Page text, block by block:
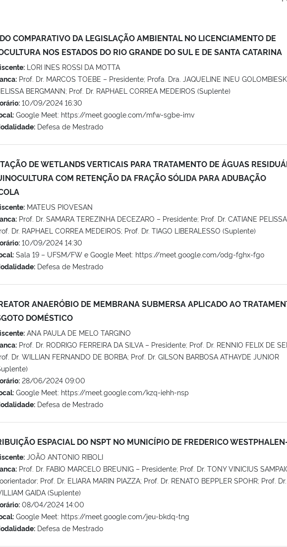
COMPARATIVO DA LEGISLAÇÃO AMBIENTAL NO LICENCIAMENTO DE
NOS ESTADOS DO RIO GRANDE DO SUL E DE SANTA CATARINA
LORI INES ROSSI DA MOTTA
Prof. Dr. MARCOS TOEBE – Presidente; Profa. Dra. JAQUELINE INEU
BERGMANN; Prof. Dr. RAPHAEL CORREA MEDEIROS (Suplente)
10/09/2024 16:30
Google Meet: https://meet.google.com/mfw-sgbe-imv
Defesa de Mestrado
DE WETLANDS VERTICAIS PARA TRATAMENTO DE ÁGUAS
COM RETENÇÃO DA FRAÇÃO SÓLIDA PARA ADUBAÇÃO
MATEUS PIOVESAN
Prof. Dr. SAMARA TEREZINHA DECEZARO – Presidente; Prof. Dr. CATIANE
Dr. RAPHAEL CORREA MEDEIROS; Prof. Dr. TIAGO LIBERALESSO (Suplente)
10/09/2024 14:30
Sala 19 – UFSM/FW e Google Meet: https://meet.google.com/odg-fghx-fgo
Defesa de Mestrado
ANAERÓBIO DE MEMBRANA SUBMERSA APLICADO AO
DOMÉSTICO
ANA PAULA DE MELO TARGINO
Prof. Dr. RODRIGO FERREIRA DA SILVA – Presidente; Prof. Dr. RENNIO FELIX DE
Dr. WILLIAN FERNANDO DE BORBA; Prof. Dr. GILSON BARBOSA ATHAYDE JUNIOR
28/06/2024 09:00
Google Meet: https://meet.google.com/kzq-iehh-nsp
Defesa de Mestrado
ESPACIAL DO NSPT NO MUNICÍPIO DE FREDERICO
JOÃO ANTONIO RIBOLI
Prof. Dr. FABIO MARCELO BREUNIG – Presidente; Prof. Dr. TONY VINICIUS
Prof. Dr. ELIARA MARIN PIAZZA; Prof. Dr. RENATO BEPPLER SPOHR; Prof. Dr.
GAIDA (Suplente)
08/04/2024 14:00
Google Meet: https://meet.google.com/jeu-bkdq-tng
Defesa de Mestrado